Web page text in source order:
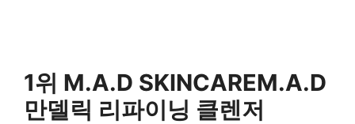
1위 M.A.D SKINCAREM.A.D
만델릭 리파이닝 클렌저